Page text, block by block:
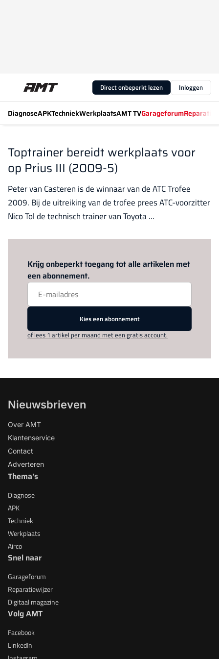
Direct onbeperkt lezen Inloggen
DiagnoseAPKTechniekWerkplaatsAMT TVGarageforum
Toptrainer bereidt werkplaats voor
op Prius III (2009-5)
Peter van Casteren is de winnaar van de ATC Trofee
2009. Bij de uitreiking van de trofee prees ATC-voorzitter
Nico Tol de technisch trainer van Toyota ...
Krijg onbeperkt toegang tot alle artikelen met
een abonnement.
Kies een abonnement
of lees 1 artikel per maand met een gratis account.
Nieuwsbrieven
Over AMT
Klantenservice
Contact
Adverteren
Thema's
Diagnose
APK
Techniek
Werkplaats
Airco
Snel naar
Garageforum
Reparatiewijzer
Digitaal magazine
Volg AMT
Facebook
LinkedIn